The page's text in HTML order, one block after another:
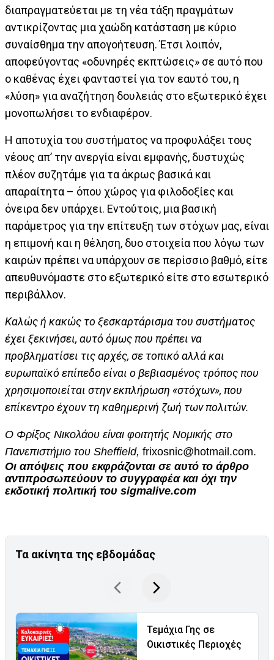
διαπραγματεύεται με τη νέα τάξη πραγμάτων
αντικρίζοντας μια χαώδη κατάσταση με κύριο
συναίσθημα την απογοήτευση. Έτσι λοιπόν,
αποφεύγοντας «οδυνηρές εκπτώσεις» σε αυτό που
ο καθένας έχει φανταστεί για τον εαυτό του, η
«λύση» για αναζήτηση δουλειάς στο εξωτερικό έχει
μονοπωλήσει το ενδιαφέρον.
Η αποτυχία του συστήματος να προφυλάξει τους
νέους απ’ την ανεργία είναι εμφανής, δυστυχώς
πλέον συζητάμε για τα άκρως βασικά και
απαραίτητα – όπου χώρος για φιλοδοξίες και
όνειρα δεν υπάρχει. Εντούτοις, μια βασική
παράμετρος για την επίτευξη των στόχων μας, είναι
η επιμονή και η θέληση, δυο στοιχεία που λόγω των
καιρών πρέπει να υπάρχουν σε περίσσιο βαθμό, είτε
απευθυνόμαστε στο εξωτερικό είτε στο εσωτερικό
περιβάλλον.
Καλώς ή κακώς το ξεσκαρτάρισμα του συστήματος
έχει ξεκινήσει, αυτό όμως που πρέπει να
προβληματίσει τις αρχές, σε τοπικό αλλά και
ευρωπαϊκό επίπεδο είναι ο βεβιασμένος τρόπος που
χρησιμοποιείται στην εκπλήρωση «στόχων», που
επίκεντρο έχουν τη καθημερινή ζωή των πολιτών.
O Φρίξος Νικολάου είναι φοιτητής Νομικής στο
Πανεπιστήμιο του Sheffield, frixosnic@hotmail.com.
Οι απόψεις που εκφράζονται σε αυτό το άρθρο
αντιπρoσωπεύουν το συγγραφέα και όχι την
εκδοτική πολιτική του sigmalive.com
Τα ακίνητα της εβδομάδας
Τεμάχια Γης σε
Οικιστικές Περιοχές